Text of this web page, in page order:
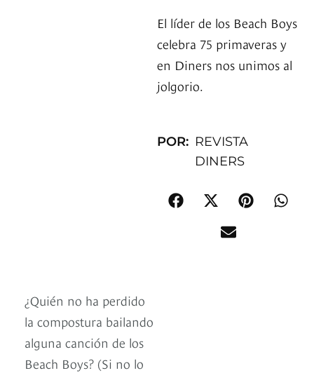
El líder de los Beach Boys
celebra 75 primaveras y
en Diners nos unimos al
jolgorio.
POR: REVISTA
DINERS
¿Quién no ha perdido
la compostura bailando
alguna canción de los
Beach Boys? (Si no lo